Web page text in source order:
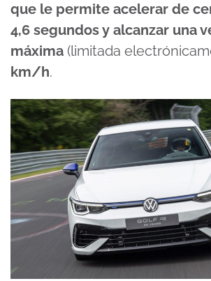
que le permite acelerar de
4,6 segundos y alcanzar una
máxima (limitada
km/h.